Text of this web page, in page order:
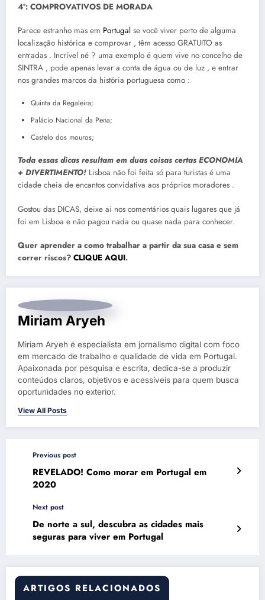
4º: COMPROVATIVOS DE MORADA
Parece estranho mas em Portugal se você viver perto de alguma
localização histórica e comprovar , têm acesso GRATUITO as
entradas . Incrível né ? uma exemplo é quem vive no concelho de
SINTRA , pode apenas levar a conta de água ou de luz , e entrar
nos grandes marcos da história portuguesa como :
Quinta da Regaleira;
Palácio Nacional da Pena;
Castelo dos mouros;
Toda essas dicas resultam em duas coisas certas ECONOMIA
+ DIVERTIMENTO! Lisboa não foi feita só para turistas é uma
cidade cheia de encantos convidativa aos próprios moradores .
Gostou das DICAS, deixe ai nos comentários quais lugares que já
foi em Lisboa e não pagou nada ou quase nada para conhecer.
Quer aprender a como trabalhar a partir da sua casa e sem
correr riscos? CLIQUE AQUI.
Miriam Aryeh
Miriam Aryeh é especialista em jornalismo digital com foco
em mercado de trabalho e qualidade de vida em Portugal.
Apaixonada por pesquisa e escrita, dedica-se a produzir
conteúdos claros, objetivos e acessíveis para quem busca
oportunidades no exterior.
View All Posts
Previous post
REVELADO! Como morar em Portugal em
2020
Next post
De norte a sul, descubra as cidades mais
seguras para viver em Portugal
ARTIGOS RELACIONADOS